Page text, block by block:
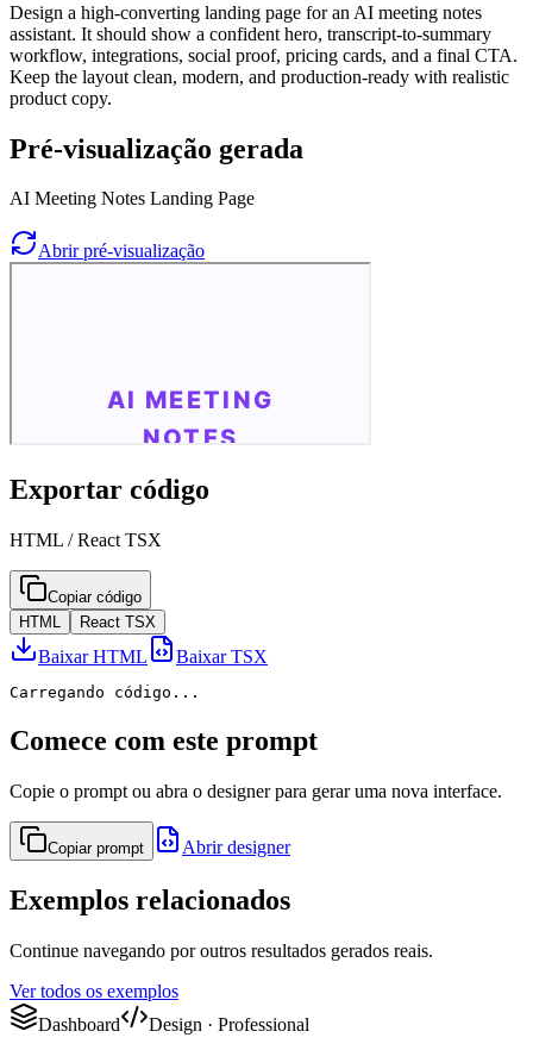
Design a high-converting landing page for an AI meeting notes
assistant. It should show a confident hero, transcript-to-summary
workflow, integrations, social proof, pricing cards, and a final CTA.
Keep the layout clean, modern, and production-ready with realistic
product copy.
Pré-visualização gerada
AI Meeting Notes Landing Page
Abrir pré-visualização
Exportar código
HTML / React TSX
Copiar código
HTML
React TSX
Baixar HTML Baixar TSX
Carregando código...
Comece com este prompt
Copie o prompt ou abra o designer para gerar uma nova interface.
Copiar prompt Abrir designer
Exemplos relacionados
Continue navegando por outros resultados gerados reais.
Ver todos os exemplos
Dashboard
Design · Professional